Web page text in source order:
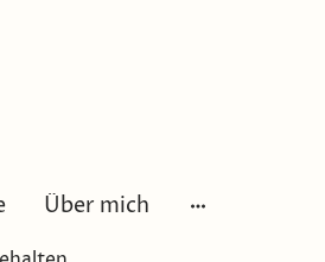
Über mich